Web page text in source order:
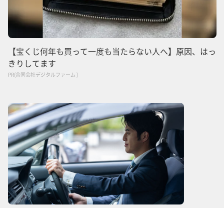
【宝くじ何年も買って一度も当たらない人へ】原因、はっ
きりしてます
PR(合同会社デジタルファーム )